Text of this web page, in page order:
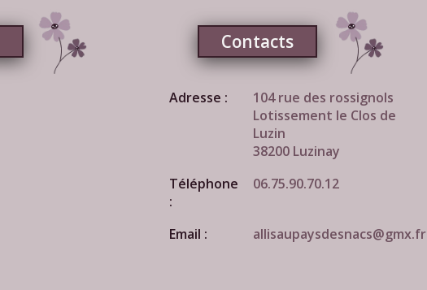
Contacts
Adresse :
104 rue des rossignols
Lotissement le Clos de
Luzin
38200 Luzinay
Téléphone
:
06.75.90.70.12
Email : allisaupaysdesnacs@gmx.fr